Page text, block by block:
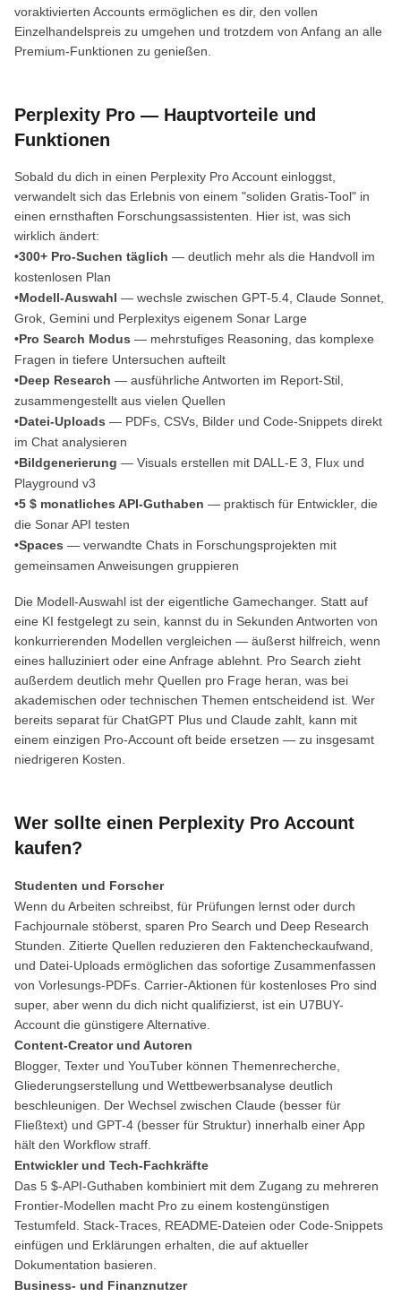
voraktivierten Accounts ermöglichen es dir, den vollen
Einzelhandelspreis zu umgehen und trotzdem von Anfang an alle
Premium-Funktionen zu genießen.
Perplexity Pro — Hauptvorteile und
Funktionen
Sobald du dich in einen Perplexity Pro Account einloggst,
verwandelt sich das Erlebnis von einem "soliden Gratis-Tool" in
einen ernsthaften Forschungsassistenten. Hier ist, was sich
wirklich ändert:
•300+ Pro-Suchen täglich — deutlich mehr als die Handvoll im
kostenlosen Plan
•Modell-Auswahl — wechsle zwischen GPT-5.4, Claude Sonnet,
Grok, Gemini und Perplexitys eigenem Sonar Large
•Pro Search Modus — mehrstufiges Reasoning, das komplexe
Fragen in tiefere Untersuchen aufteilt
•Deep Research — ausführliche Antworten im Report-Stil,
zusammengestellt aus vielen Quellen
•Datei-Uploads — PDFs, CSVs, Bilder und Code-Snippets direkt
im Chat analysieren
•Bildgenerierung — Visuals erstellen mit DALL-E 3, Flux und
Playground v3
•5 $ monatliches API-Guthaben — praktisch für Entwickler, die
die Sonar API testen
•Spaces — verwandte Chats in Forschungsprojekten mit
gemeinsamen Anweisungen gruppieren
Die Modell-Auswahl ist der eigentliche Gamechanger. Statt auf
eine KI festgelegt zu sein, kannst du in Sekunden Antworten von
konkurrierenden Modellen vergleichen — äußerst hilfreich, wenn
eines halluziniert oder eine Anfrage ablehnt. Pro Search zieht
außerdem deutlich mehr Quellen pro Frage heran, was bei
akademischen oder technischen Themen entscheidend ist. Wer
bereits separat für ChatGPT Plus und Claude zahlt, kann mit
einem einzigen Pro-Account oft beide ersetzen — zu insgesamt
niedrigeren Kosten.
Wer sollte einen Perplexity Pro Account
kaufen?
Studenten und Forscher
Wenn du Arbeiten schreibst, für Prüfungen lernst oder durch
Fachjournale stöberst, sparen Pro Search und Deep Research
Stunden. Zitierte Quellen reduzieren den Faktencheckaufwand,
und Datei-Uploads ermöglichen das sofortige Zusammenfassen
von Vorlesungs-PDFs. Carrier-Aktionen für kostenloses Pro sind
super, aber wenn du dich nicht qualifizierst, ist ein U7BUY-
Account die günstigere Alternative.
Content-Creator und Autoren
Blogger, Texter und YouTuber können Themenrecherche,
Gliederungserstellung und Wettbewerbsanalyse deutlich
beschleunigen. Der Wechsel zwischen Claude (besser für
Fließtext) und GPT-4 (besser für Struktur) innerhalb einer App
hält den Workflow straff.
Entwickler und Tech-Fachkräfte
Das 5 $-API-Guthaben kombiniert mit dem Zugang zu mehreren
Frontier-Modellen macht Pro zu einem kostengünstigen
Testumfeld. Stack-Traces, README-Dateien oder Code-Snippets
einfügen und Erklärungen erhalten, die auf aktueller
Dokumentation basieren.
Business- und Finanznutzer